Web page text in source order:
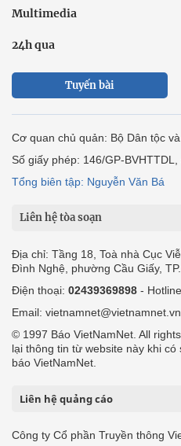
Multimedia
24h qua
Tuyến bài
Cơ quan chủ quản: Bộ Dân tộc
Số giấy phép: 146/GP-
Tổng biên tập: Nguyễn Văn Bá
Liên hệ tòa soạn
Địa chỉ: Tầng 18, Toà nhà Cục
Đình Nghệ, phường Cầu Giấy,
Điện thoại: 02439369898 -
Email: vietnamnet@vietnamnet.vn
© 1997 Báo VietNamNet. All
lại thông tin từ website này khi
báo VietNamNet.
Liên hệ quảng cáo
Công ty Cổ phần Truyền thông